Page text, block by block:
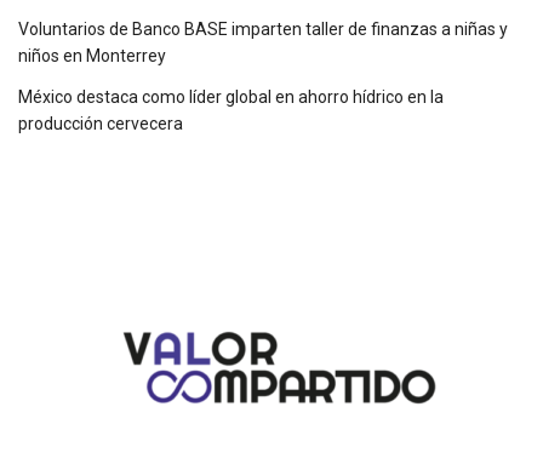
Voluntarios de Banco BASE imparten taller de finanzas a niñas y
niños en Monterrey
México destaca como líder global en ahorro hídrico en la
producción cervecera